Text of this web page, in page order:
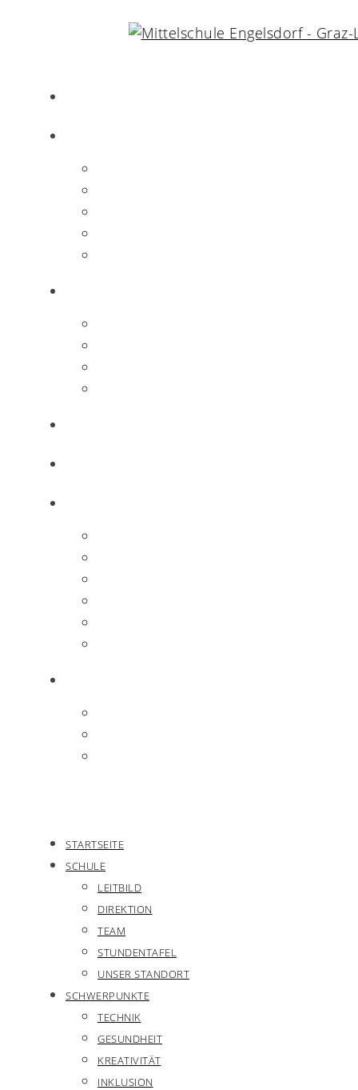
STARTSEITE
SCHULE
LEITBILD
DIREKTION
TEAM
STUNDENTAFEL
UNSER STANDORT
SCHWERPUNKTE
TECHNIK
GESUNDHEIT
KREATIVITÄT
INKLUSION